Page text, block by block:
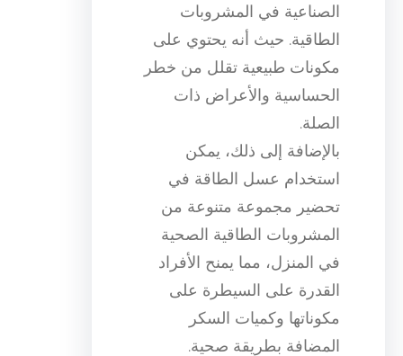
الصناعية في المشروبات
الطاقية. حيث أنه يحتوي على
مكونات طبيعية تقلل من خطر
الحساسية والأعراض ذات
الصلة.
بالإضافة إلى ذلك، يمكن
استخدام عسل الطاقة في
تحضير مجموعة متنوعة من
المشروبات الطاقية الصحية
في المنزل، مما يمنح الأفراد
القدرة على السيطرة على
مكوناتها وكميات السكر
المضافة بطريقة صحية.